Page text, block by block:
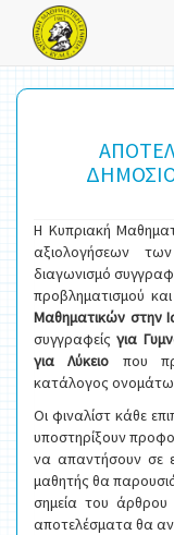
Η Κυπριακή
αξιολογήσεων
διαγωνισμό
προβληματισμού
Μαθηματικών στην
συγγραφείςγια
για Λύκειο που
κατάλογος
Οι φιναλίστ κάθε
υποστηρίξουν
να απαντήσουν σε
μαθητής θα
σημεία του
αποτελέσματα θα